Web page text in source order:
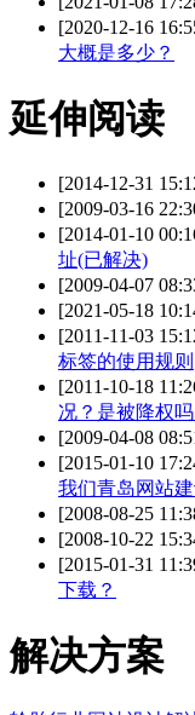
[2020-12-16
大概是多少？
延伸阅读
[2014-12-31
[2009-03-16
[2014-01-10
址(已解决)
[2009-04-07
[2021-05-18
[2011-11-03
标签的使用规则
[2011-10-18
况？是被降权
[2009-04-08
[2015-01-10
我们青岛网站
[2008-08-25
[2008-10-22
[2015-01-31
下载？
解决方案